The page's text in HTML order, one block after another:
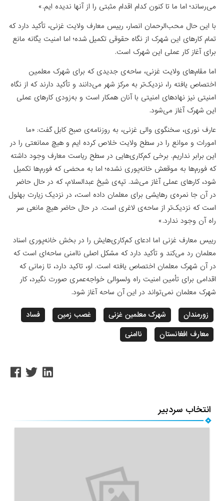
می‌رساند؛ اما ما تا کنون کدام اقدام مثبتی را از آنها ندیده ‌ایم.»
با این حال محب‌الرحمان انصار، رییس معارف ولایت غزنی، تأکید دارد که
تمام کارهای این شهرک از نگاه حقوقی تکمیل شده؛ اما امنیت یگانه مانع
برای آغاز کار عملی این شهرک است.
اما مقام‌های ولایت غزنی، ساحه‌ی جدیدی که برای شهرک معلمین
اختصاص یافته را، نزدیک‌تر به مرکز شهر می‌دانند و تأکید دارند که از نگاه
امنیتی نیز نهادهای امنیتی با آنان همکار است و به‌زودی کارهای عملی
این شهرک آغاز می‌شود.
عارف نوری، سخنگوی والی غزنی، به روزنامه‌ی صبح کابل گفت: «ما
امورات و موانع را در سطح ولایت خلاص کرده ‌ایم و هیچ ممانعتی را در
این برابر نداریم. برخی کم‌کاری‌هایی در سطح ریاست معارف وجود داشته
که فورم‌ها به موقعش خانه‌پوری نشده؛ اما به محضی که فورم‌ها تکمیل
شود، کارهای عملی آغاز می‌شد. تپه‌ی شیخ عبدالسلام، که در حال حاضر
در آن جا نمره‌ی رهایشی برای معلمان داده است، در نزدیک زیارت بهلول
است که نزدیک‌تر از ساحه‌ی لاغری است. در حال حاضر هیچ مانعی سر
راه آن وجود ندارد.»
رییس معارف غزنی اما ادعای کم‌کاری‌هایش را در بخش خانه‌پوری اسناد
معلمان رد می‌کند و تأکید دارد که مشکل اصلی ناامنی ساحه‌ای است که
در آن شهرک معلمان اختصاص یافته است. او، تاکید دارد، تا زمانی ‌که
اقدامی برای تأمین امنیت راه ولسوالی خواجه‌عمری صورت نگیرد، کار
شهرک معلمان نمی‌تواند در این آن ساحه آغاز شود.
زورمندان شهرک معلمین غزنی غصب زمین
فساد
معارف افغانستان
ناامنی
انتخاب سردبیر